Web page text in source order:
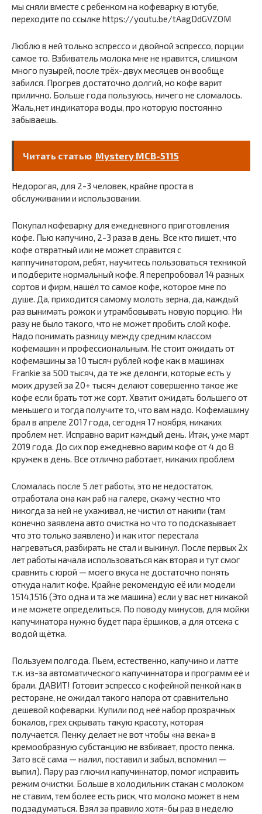
мы сняли вместе с ребенком на кофеварку в ютубе,
переходите по ссылке https://youtu.be/tAagDdGVZOM
Люблю в ней только эспрессо и двойной эспрессо, порции
самое то. Взбиватель молока мне не нравится, слишком
много пузырей, после трёх-двух месяцев он вообще
забился. Прогрев достаточно долгий, но кофе варит
прилично. Больше года пользуюсь, ничего не сломалось.
Жаль,нет индикатора воды, про которую постоянно
забываешь.
Читать статью Mystery MCB-5115
Недорогая, для 2-3 человек, крайне проста в
обслуживании и использовании.
Покупал кофеварку для ежедневного приготовления
кофе. Пью капучино, 2-3 раза в день. Все кто пишет, что
кофе отвратный или не может справится с
каппучинатором, ребят, научитесь пользоваться техникой
и подберите нормальный кофе. Я перепробовал 14 разных
сортов и фирм, нашёл то самое кофе, которое мне по
душе. Да, приходится самому молоть зерна, да, каждый
раз вынимать рожок и утрамбовывать новую порцию. Ни
разу не было такого, что не может пробить слой кофе.
Надо понимать разницу между средним классом
кофемашин и профессиональным. Не стоит ожидать от
кофемашины за 10 тысяч рублей кофе как в машинах
Frankie за 500 тысяч, да те же делонги, которые есть у
моих друзей за 20+ тысяч делают совершенно такое же
кофе если брать тот же сорт. Хватит ожидать большего от
меньшего и тогда получите то, что вам надо. Кофемашину
брал в апреле 2017 года, сегодня 17 ноября, никаких
проблем нет. Исправно варит каждый день. Итак, уже март
2019 года. До сих пор ежедневно варим кофе от 4 до 8
кружек в день. Все отлично работает, никаких проблем
Сломалась после 5 лет работы, это не недостаток,
отработала она как раб на галере, скажу честно что
никогда за ней не ухаживал, не чистил от накипи (там
конечно заявлена авто очистка но что то подсказывает
что это только заявлено) и как итог перестала
нагреваться, разбирать не стал и выкинул. После первых 2х
лет работы начала использоваться как вторая и тут смог
сравнить с юрой — моего вкуса не достаточно понять
откуда налит кофе. Крайне рекомендую её или модели
1514,1516 (Это одна и та же машина) если у вас нет никакой
и не можете определиться. По поводу минусов, для мойки
капучинатора нужно будет пара ёршиков, а для отсека с
водой щётка.
Пользуем полгода. Пьем, естественно, капучино и латте
т.к. из-за автоматического капучиннатора и программ её и
брали. ДАВИТ! Готовит эспрессо с кофейной пенкой как в
ресторане, не ожидал такого напора от сравнительно
дешевой кофеварки. Купили под неё набор прозрачных
бокалов, грех скрывать такую красоту, которая
получается. Пенку делает не вот чтобы «на века» в
кремообразную субстанцию не взбивает, просто пенка.
Зато всё сама — налил, поставил и забыл, вспомнил —
выпил). Пару раз глючил капучиннатор, помог исправить
режим очистки. Больше в холодильник стакан с молоком
не ставим, тем более есть риск, что молоко может в нем
подзадуматься. Взял за правило хотя-бы раз в неделю